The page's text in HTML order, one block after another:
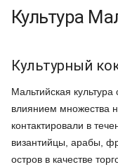
Культура
Культурный
Мальтийская
влиянием множества
контактировали в
византийцы, арабы,
остров в качестве